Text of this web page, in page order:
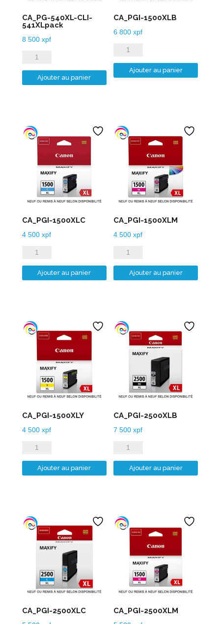
CA_PG-540XL-CLI-
541XLpack
8 500 xpf
quantité
de
CA_PG-
Ajouter au panier
CA_PGI-1500XLB
6 800xpf
quantité
de
CA_PGI-
Ajouter au panier
CA_PGI-1500XLC
4 500 xpf
quantité
de
CA_PGI-
Ajouter au panier
CA_PGI-1500XLM
4 500xpf
quantité
de
CA_PGI-
Ajouter au panier
CA_PGI-1500XLY
4 500 xpf
quantité
de
CA_PGI-
Ajouter au panier
CA_PGI-2500XLB
7 500xpf
quantité
de
CA_PGI-
Ajouter au panier
CA_PGI-2500XLC CA_PGI-2500XLM